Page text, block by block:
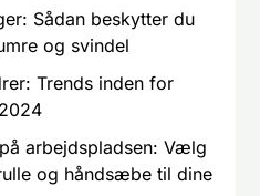
Sådan beskytter du
og svindel
Trends inden for
arbejdspladsen: Vælg
og håndsæbe til dine